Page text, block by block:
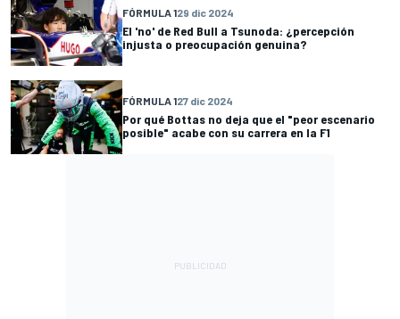
FÓRMULA 129 dic 2024
El 'no' de Red Bull a Tsunoda: ¿percepción
injusta o preocupación genuina?
FÓRMULA 127 dic 2024
Por qué Bottas no deja que el "peor escenario
posible" acabe con su carrera en la F1